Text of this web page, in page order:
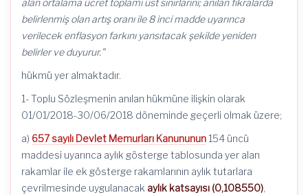
alan ortalama ücret toplamı üst sınırlarını; anılan fıkralarda
belirlenmiş olan artış oranı ile 8 inci madde uyarınca
verilecek enflasyon farkını yansıtacak şekilde yeniden
belirler ve duyurur.”
hükmü yer almaktadır.
1- Toplu Sözleşmenin anılan hükmüne ilişkin olarak
01/01/2018-30/06/2018 döneminde geçerli olmak üzere;
a) 657 sayılı Devlet Memurları Kanununun 154 üncü
maddesi uyarınca aylık gösterge tablosunda yer alan
rakamlar ile ek gösterge rakamlarının aylık tutarlara
çevrilmesinde uygulanacak aylık katsayısı (0,108550),